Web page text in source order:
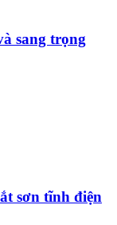
sang trọng
sơn tĩnh điện